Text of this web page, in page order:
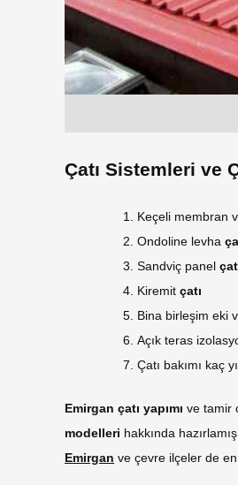
Çatı Sistemleri ve
Keçeli membran
Ondoline levha
Sandviç panel
Kiremit çatı
Bina birleşim eki
Açık teras
Çatı bakımı kaç
Emirgan çatı yapımı ve tamir
modelleri hakkında
Emirgan ve çevre ilçeler de